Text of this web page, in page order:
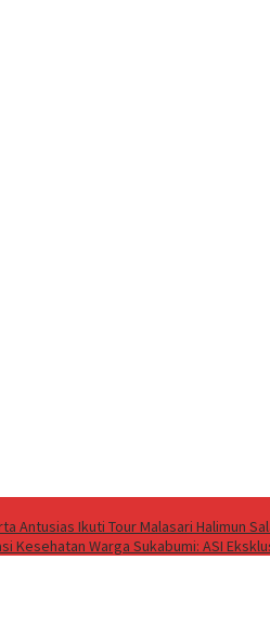
Antusias Ikuti Tour Malasari Halimun
Kesehatan Warga Sukabumi: ASI